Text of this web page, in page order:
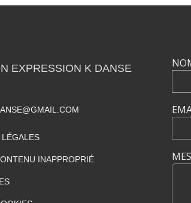
EXPRESSION K DANSE
INAPPROPRIÉ